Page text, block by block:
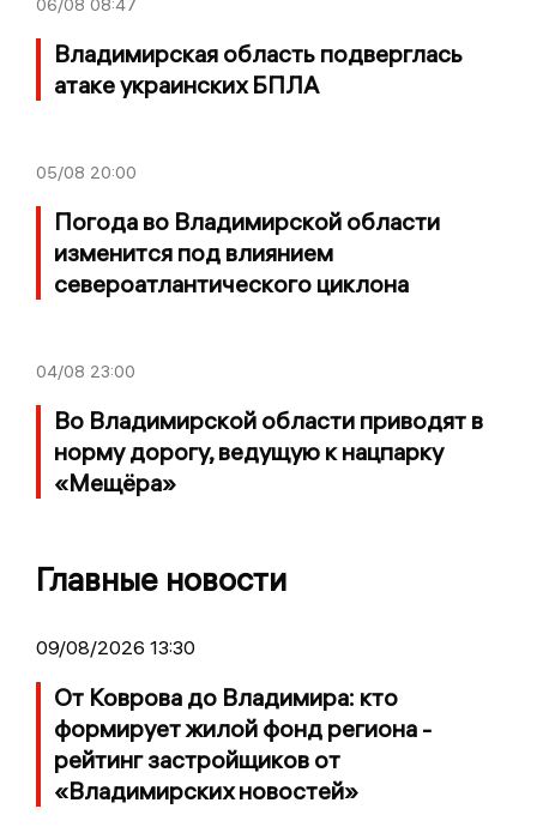
06/08 08:47
Владимирская область подверглась
атаке украинских БПЛА
05/08 20:00
Погода во Владимирской области
изменится под влиянием
североатлантического циклона
04/08 23:00
Во Владимирской области приводят в
норму дорогу, ведущую к нацпарку
«Мещёра»
Главные новости
09/08/2026 13:30
От Коврова до Владимира: кто
формирует жилой фонд региона -
рейтинг застройщиков от
«Владимирских новостей»